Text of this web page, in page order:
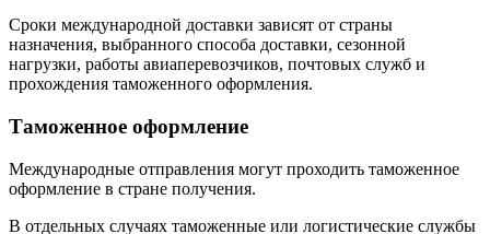
Сроки международной доставки зависят от страны
назначения, выбранного способа доставки, сезонной
нагрузки, работы авиаперевозчиков, почтовых служб и
прохождения таможенного оформления.
Таможенное оформление
Международные отправления могут проходить таможенное
оформление в стране получения.
В отдельных случаях таможенные или логистические службы